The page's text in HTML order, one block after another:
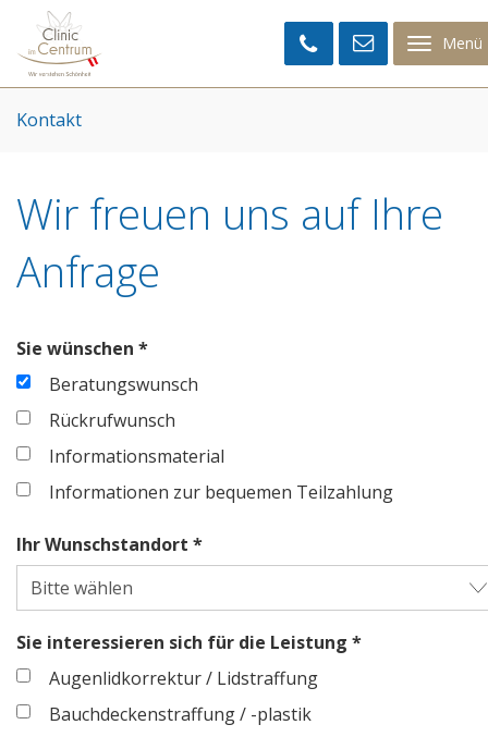
Menü
Clinic
Centrum
Kontakt
Wir freuen uns auf Ihre
Anfrage
Sie wünschen *
Beratungswunsch
Rückrufwunsch
Informationsmaterial
Informationen zur bequemen Teilzahlung
Ihr Wunschstandort *
Sie interessieren sich für die Leistung *
Augenlidkorrektur / Lidstraffung
Bauchdeckenstraffung / -plastik